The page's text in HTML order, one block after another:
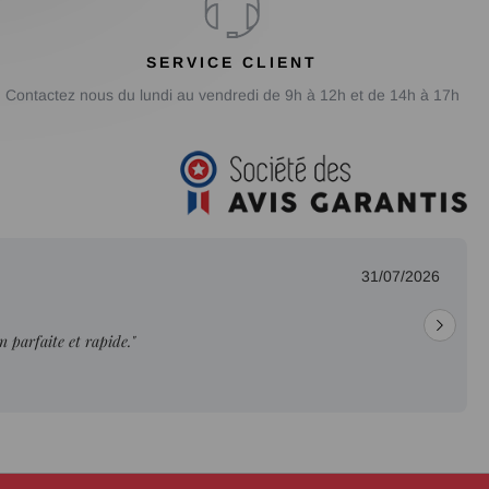
SERVICE CLIENT
Contactez nous du lundi au vendredi de 9h à 12h et de 14h à 17h
31/07/2026
parfaite et rapide."